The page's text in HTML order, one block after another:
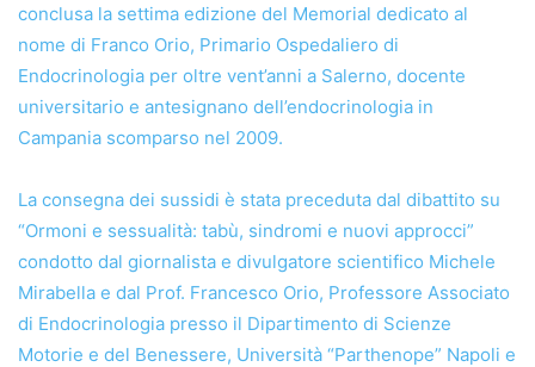
conclusa la settima edizione del Memorial dedicato al
nome di Franco Orio, Primario Ospedaliero di
Endocrinologia per oltre vent’anni a Salerno, docente
universitario e antesignano dell’endocrinologia in
Campania scomparso nel 2009.
La consegna dei sussidi è stata preceduta dal dibattito su
“Ormoni e sessualità: tabù, sindromi e nuovi approcci”
condotto dal giornalista e divulgatore scientifico Michele
Mirabella e dal Prof. Francesco Orio, Professore Associato
di Endocrinologia presso il Dipartimento di Scienze
Motorie e del Benessere, Università “Parthenope” Napoli e